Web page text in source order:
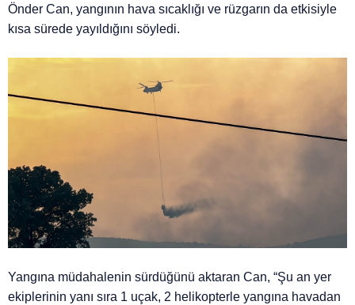
Önder Can, yangının hava sıcaklığı ve rüzgarın da etkisiyle
kısa sürede yayıldığını söyledi.
Yangına müdahalenin sürdüğünü aktaran Can, “Şu an yer
ekiplerinin yanı sıra 1 uçak, 2 helikopterle yangına havadan